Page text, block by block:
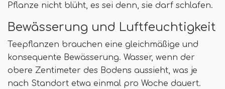
Pflanze nicht blüht, es sei denn, sie darf schlafen.
Bewässerung und Luftfeuchtigkeit
Teepflanzen brauchen eine gleichmäßige und
konsequente Bewässerung. Wasser, wenn der
obere Zentimeter des Bodens aussieht, was je
nach Standort etwa einmal pro Woche dauert.